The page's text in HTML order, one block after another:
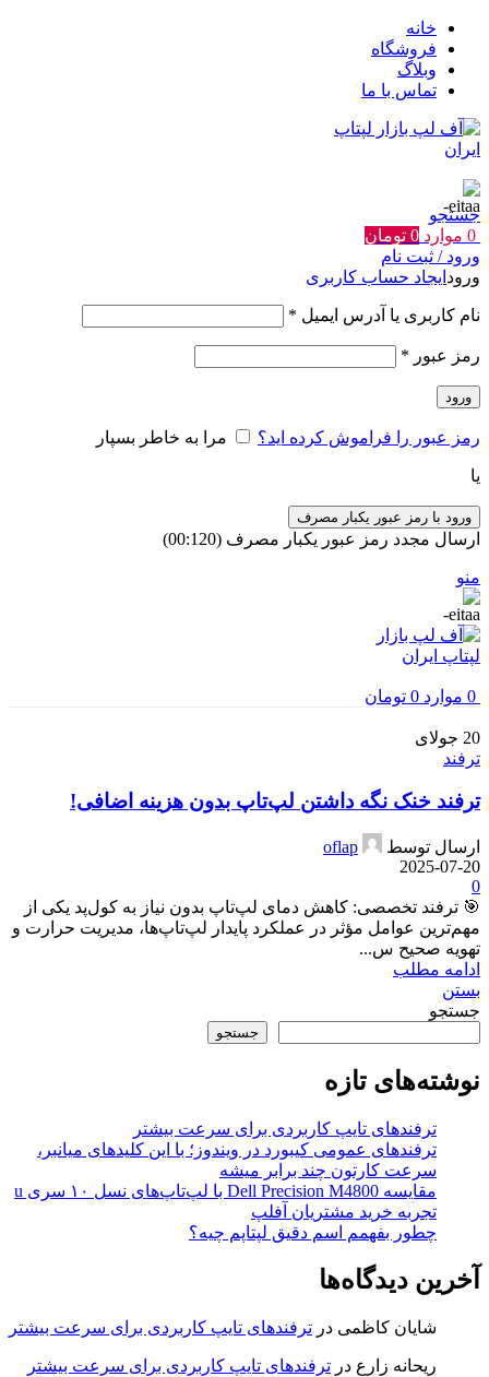
خانه
فروشگاه
وبلاگ
تماس با ما
جستجو
0 موارد 0 تومان
ورود / ثبت نام
ورود ایجاد حساب کاربری
نام کاربری یا آدرس ایمیل *
رمز عبور *
ورود
رمز عبور را فراموش کرده اید؟ مرا به خاطر بسپار
یا
ورود با رمز عبور یکبار مصرف
ارسال مجدد رمز عبور یکبار مصرف (00:
120
)
منو
0 موارد 0 تومان
20 جولای
ترفند
ترفند خنک نگه داشتن لپ‌تاپ بدون هزینه اضافی!
ارسال توسط
oflap
2025-07-20
0
🎯 ترفند تخصصی: کاهش دمای لپ‌تاپ بدون نیاز به کول‌پد یکی از
مهم‌ترین عوامل مؤثر در عملکرد پایدار لپ‌تاپ‌ها، مدیریت حرارت و
تهویه صحیح س...
ادامه مطلب
بستن
جستجو
جستجو
نوشته‌های تازه
ترفندهای تایپ کاربردی برای سرعت بیشتر
ترفندهای عمومی کیبورد در ویندوز؛ با این کلیدهای میانبر،
سرعت کارتون چند برابر میشه
مقایسه Dell Precision M4800 با لپ‌تاپ‌های نسل ۱۰ سری u
تجربه خرید مشتریان آفلپ
چطور بفهمم اسم دقیق لپتاپم چیه؟
آخرین دیدگاه‌ها
شایان کاظمی در ترفندهای تایپ کاربردی برای سرعت بیشتر
ریحانه زارع در ترفندهای تایپ کاربردی برای سرعت بیشتر